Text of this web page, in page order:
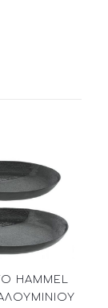
HAMMEL